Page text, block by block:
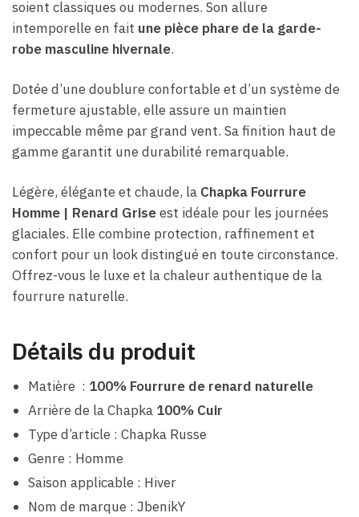
soient classiques ou modernes. Son allure
intemporelle en fait une pièce phare de la garde-
robe masculine hivernale.
Dotée d’une doublure confortable et d’un système de
fermeture ajustable, elle assure un maintien
impeccable même par grand vent. Sa finition haut de
gamme garantit une durabilité remarquable.
Légère, élégante et chaude, la Chapka Fourrure
Homme | Renard Griseest idéale pour les journées
glaciales. Elle combine protection, raffinement et
confort pour un look distingué en toute circonstance.
Offrez-vous le luxe et la chaleur authentique de la
fourrure naturelle.
Détails du produit
Matière : 100% Fourrure de renard naturelle
Arrière de la Chapka 100% Cuir
Type d’article : Chapka Russe
Genre : Homme
Saison applicable : Hiver
Nom de marque : JbenikY